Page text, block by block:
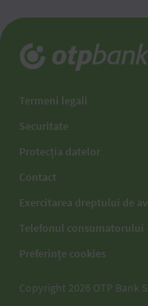
Termeni legali
Securitate
Protecția datelor
Contact
Exercitarea dreptului de
Telefonul consumatorului -
Preferințe cookies
Copyright 2026 OTP Bank